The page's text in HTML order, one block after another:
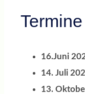
16.Juni
14. Juli
13.